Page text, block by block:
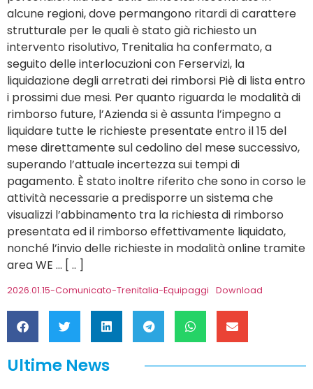
alcune regioni, dove permangono ritardi di carattere
strutturale per le quali è stato già richiesto un
intervento risolutivo, Trenitalia ha confermato, a
seguito delle interlocuzioni con Ferservizi, la
liquidazione degli arretrati dei rimborsi Piè di lista entro
i prossimi due mesi. Per quanto riguarda le modalità di
rimborso future, l’Azienda si è assunta l’impegno a
liquidare tutte le richieste presentate entro il 15 del
mese direttamente sul cedolino del mese successivo,
superando l’attuale incertezza sui tempi di
pagamento. È stato inoltre riferito che sono in corso le
attività necessarie a predisporre un sistema che
visualizzi l’abbinamento tra la richiesta di rimborso
presentata ed il rimborso effettivamente liquidato,
nonché l’invio delle richieste in modalità online tramite
area WE … [ .. ]
2026.01.15-Comunicato-Trenitalia-Equipaggi Download
Ultime News